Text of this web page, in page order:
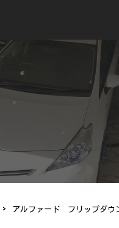
> アルファード フリップダウ